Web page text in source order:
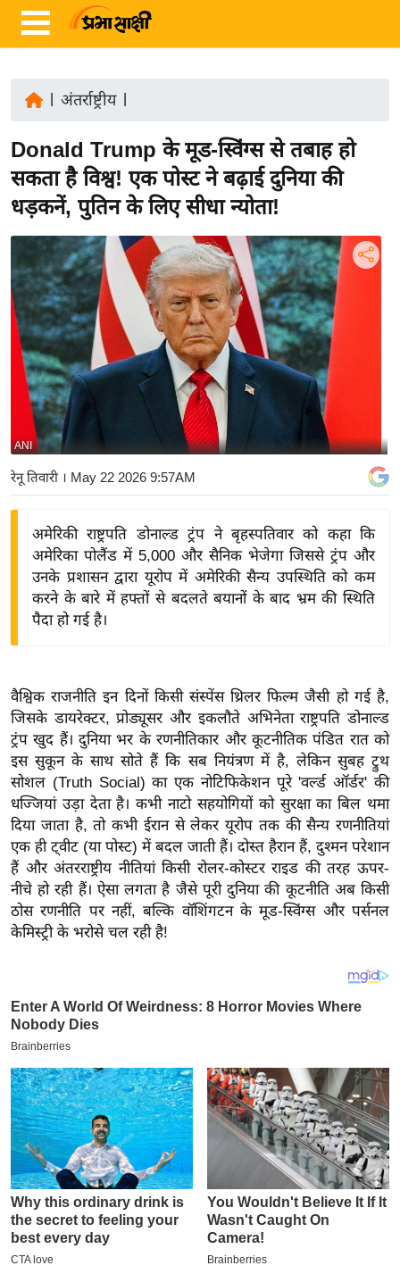
ज़ा
ख
ब
र
ष्ट्री
य
अं
त
र्रा
ष्ट्री
बि
ज़
ने
द्यो
वि
शे
ष
ज्ञ
रा
य
ब
ज
ट
खे
ल
ट
I
P
L
2
0
2
6
क्रा
इ
म
अंतर्राष्ट्रीय|
Donald Trump के मूड-स्विंग्स से तबाह हो
सकता है विश्व! एक पोस्ट ने बढ़ाई दुनिया की
धड़कनें, पुतिन के लिए सीधा न्योता!
ANI
रेनू तिवारी । May 22 2026 9:57AM
अमेरिकी राष्ट्रपति डोनाल्ड ट्रंप ने बृहस्पतिवार को कहा कि
अमेरिका पोलैंड में 5,000 और सैनिक भेजेगा जिससे ट्रंप और
उनके प्रशासन द्वारा यूरोप में अमेरिकी सैन्य उपस्थिति को कम
करने के बारे में हफ्तों से बदलते बयानों के बाद भ्रम की स्थिति
पैदा हो गई है।
वैश्विक राजनीति इन दिनों किसी संस्पेंस थ्रिलर फिल्म जैसी हो गई है,
जिसके डायरेक्टर, प्रोड्यूसर और इकलौते अभिनेता राष्ट्रपति डोनाल्ड
ट्रंप खुद हैं। दुनिया भर के रणनीतिकार और कूटनीतिक पंडित रात को
इस सुकून के साथ सोते हैं कि सब नियंत्रण में है, लेकिन सुबह ट्रुथ
सोशल (Truth Social) का एक नोटिफिकेशन पूरे 'वर्ल्ड ऑर्डर' की
धज्जियां उड़ा देता है। कभी नाटो सहयोगियों को सुरक्षा का बिल थमा
दिया जाता है, तो कभी ईरान से लेकर यूरोप तक की सैन्य रणनीतियां
एक ही ट्वीट (या पोस्ट) में बदल जाती हैं। दोस्त हैरान हैं, दुश्मन परेशान
हैं और अंतरराष्ट्रीय नीतियां किसी रोलर-कोस्टर राइड की तरह ऊपर-
नीचे हो रही हैं। ऐसा लगता है जैसे पूरी दुनिया की कूटनीति अब किसी
ठोस रणनीति पर नहीं, बल्कि वॉशिंगटन के मूड-स्विंग्स और पर्सनल
केमिस्ट्री के भरोसे चल रही है!